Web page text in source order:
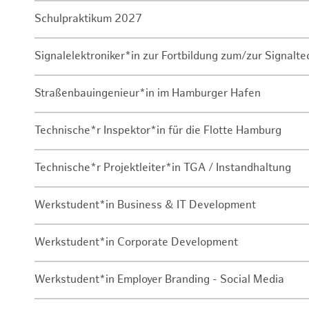
Schulpraktikum 2027
Signalelektroniker*in zur Fortbildung zum/zur
Straßenbauingenieur*in im Hamburger Hafen
Technische*r Inspektor*in für die Flotte Hamburg
Technische*r Projektleiter*in TGA / Instandhaltung
Werkstudent*in Business & IT Development
Werkstudent*in Corporate Development
Werkstudent*in Employer Branding - Social Media